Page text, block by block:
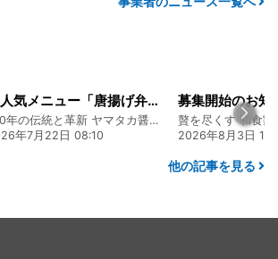
募集開始のお知らせ
贅を尽くす 和食割烹明徳ファンド
2026年8月3日 16:48
2026年8月5
他の記事を見る